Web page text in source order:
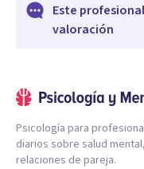
Este
valoración
Psicología para
diarios sobre salud
relaciones de pareja.